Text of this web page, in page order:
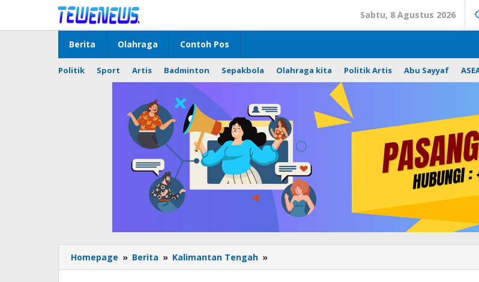
konten
Sabtu, 8 Agustus 2026
Berita Olahraga Contoh Pos
Politik Sport Artis Badminton Sepakbola Olahraga kita Politik Artis Abu Sayyaf
Homepage » Berita » Kalimantan Tengah »
Polsek